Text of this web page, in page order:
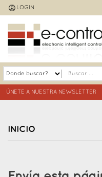
Jump
to
navigation
LOGIN
ÚNETE A NUESTRA NEWSLETTER
INICIO